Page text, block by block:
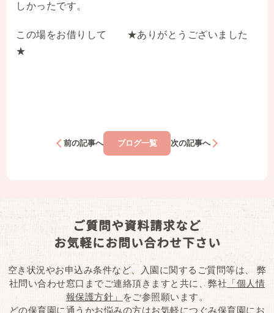
しかったです。
この場をお借りして ★ありがとうございました
★
前の記事へ ブログ一覧 次の記事へ
ご質問や資料請求など
お気軽にお問い合わせ下さい
空き状況やお申込み条件など、入園に関するご質問等は、
弊
社問い合わせ窓口までご連絡頂きますと共に、弊社 「個人情
報保護方針」
をご参照願います。
どの保育園に通うかお悩みの方はお気軽につぐみ保育園にお